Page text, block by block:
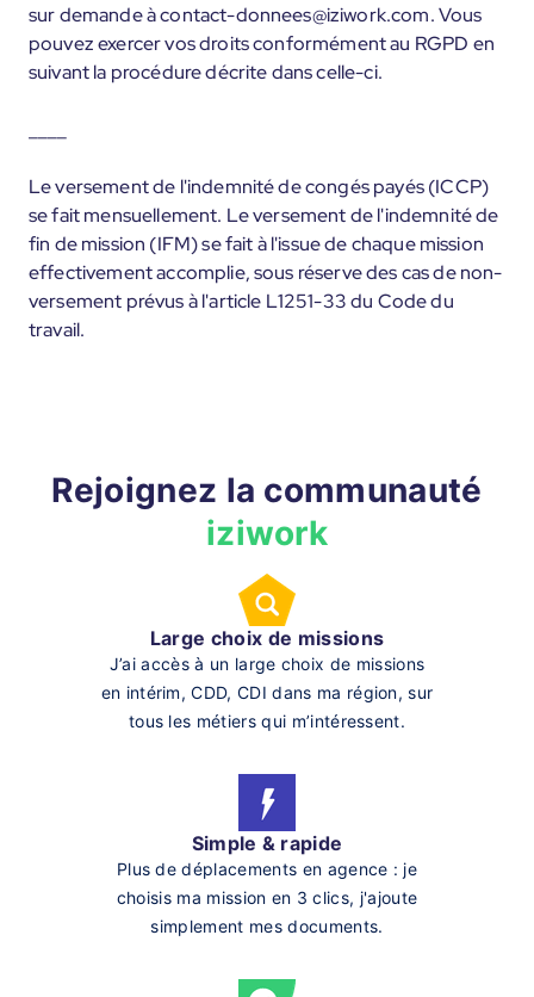
sur demande à contact-donnees@iziwork.com. Vous
pouvez exercer vos droits conformément au RGPD en
suivant la procédure décrite dans celle-ci.
Le versement de l'indemnité de congés payés (ICCP)
se fait mensuellement. Le versement de l'indemnité de
fin de mission (IFM) se fait à l'issue de chaque mission
effectivement accomplie, sous réserve des cas de non-
versement prévus à l'article L1251-33 du Code du
travail.
Rejoignez la communauté
iziwork
Large choix de missions
J’ai accès à un large choix de missions
en intérim, CDD, CDI dans ma région, sur
tous les métiers qui m’intéressent.
Simple & rapide
Plus de déplacements en agence : je
choisis ma mission en 3 clics, j'ajoute
simplement mes documents.